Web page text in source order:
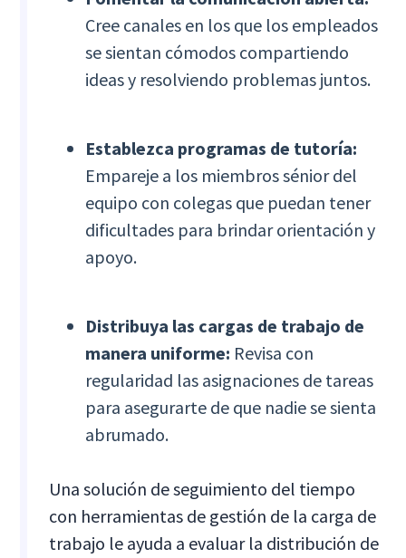
Cree canales en los que los empleados
se sientan cómodos compartiendo
ideas y resolviendo problemas juntos.
Establezca programas de tutoría:
Empareje a los miembros sénior del
equipo con colegas que puedan tener
dificultades para brindar orientación y
apoyo.
Distribuya las cargas de trabajo de
manera uniforme: Revisa con
regularidad las asignaciones de tareas
para asegurarte de que nadie se sienta
abrumado.
Una solución de seguimiento del tiempo
con herramientas de gestión de la carga de
trabajo le ayuda a evaluar la distribución de